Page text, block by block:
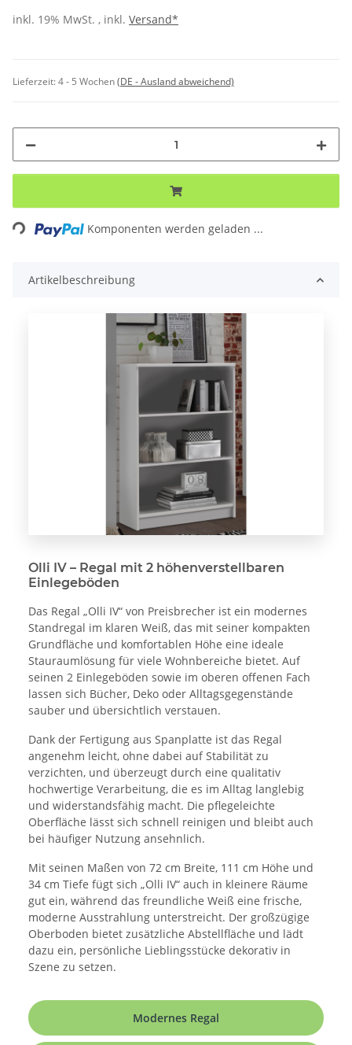
inkl. 19% MwSt. , inkl. Versand*
Lieferzeit:4 - 5 Wochen(DE - Ausland abweichend)
Komponenten werden geladen ...
Artikelbeschreibung
Olli IV – Regal mit 2 höhenverstellbaren
Einlegeböden
Das Regal „Olli IV“ von Preisbrecher ist ein modernes
Standregal im klaren Weiß, das mit seiner kompakten
Grundfläche und komfortablen Höhe eine ideale
Stauraumlösung für viele Wohnbereiche bietet. Auf
seinen 2 Einlegeböden sowie im oberen offenen Fach
lassen sich Bücher, Deko oder Alltagsgegenstände
sauber und übersichtlich verstauen.
Dank der Fertigung aus Spanplatte ist das Regal
angenehm leicht, ohne dabei auf Stabilität zu
verzichten, und überzeugt durch eine qualitativ
hochwertige Verarbeitung, die es im Alltag langlebig
und widerstandsfähig macht. Die pflegeleichte
Oberfläche lässt sich schnell reinigen und bleibt auch
bei häufiger Nutzung ansehnlich.
Mit seinen Maßen von 72 cm Breite, 111 cm Höhe und
34 cm Tiefe fügt sich „Olli IV“ auch in kleinere Räume
gut ein, während das freundliche Weiß eine frische,
moderne Ausstrahlung unterstreicht. Der großzügige
Oberboden bietet zusätzliche Abstellfläche und lädt
dazu ein, persönliche Lieblingsstücke dekorativ in
Szene zu setzen.
Modernes Regal